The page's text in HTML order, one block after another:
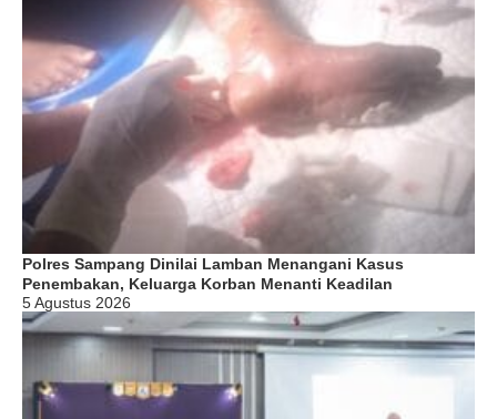
Polres Sampang Dinilai Lamban Menangani Kasus
Penembakan, Keluarga Korban Menanti Keadilan
5 Agustus 2026